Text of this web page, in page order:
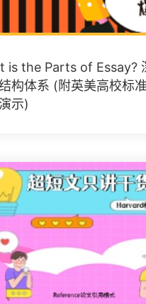
is the Parts of Essay?
构体系 (附英美高校标
示)